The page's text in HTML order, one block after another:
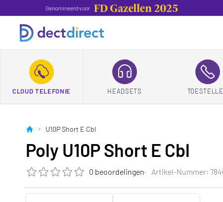
Genomineerd voor
CLOUD TELEFONIE HEADSETS
U10P Short E Cbl
Poly U10P Short E Cbl
Die Bewertung dieses Produkts ist0.0von 5
0 beoordelingen Artikel-Nummer: